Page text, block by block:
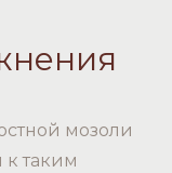
мозоли
таким